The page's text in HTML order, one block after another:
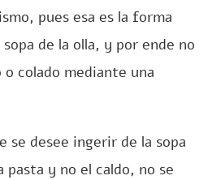
pues esa es la forma
de la olla, y por ende no
colado mediante una
se desee ingerir de la sopa
pasta y no el caldo, no se